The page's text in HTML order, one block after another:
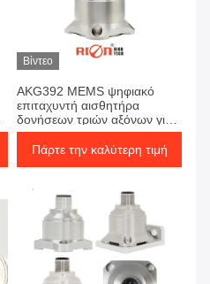
Βίντεο
AKG392 MEMS ψηφιακό
επιταχυντή αισθητήρα
δονήσεων τριών αξόνων για
παρακολούθηση γέφυρας
Πάρτε την καλύτερη τιμή